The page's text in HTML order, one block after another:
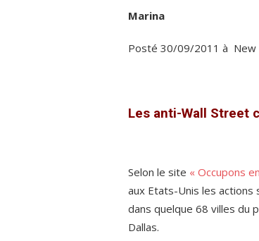
Marina
Posté 30/09/2011 à New
Les anti-Wall Street
Selon le site « Occupons
aux Etats-Unis les actions
dans quelque 68 villes du
Dallas.